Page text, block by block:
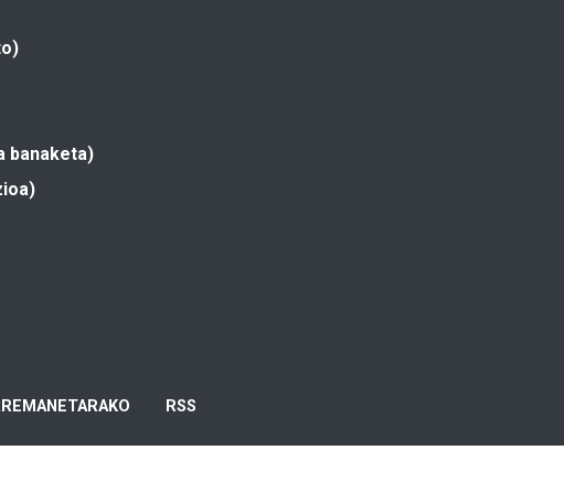
banaketa)
RSS